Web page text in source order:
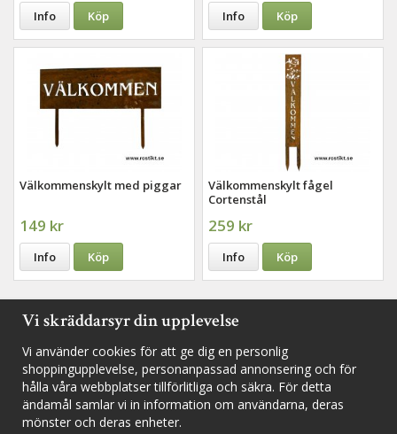
Info Köp Info Köp
Välkommenskylt med piggar
149 kr
Info Köp
Välkommenskylt fågel
Cortenstål
259 kr
Info Köp
Följ oss i sociala medier för nyheter, utlottningar och inspiration
Fyll i din e-postadress för att inte missa några nyheter och
Vi skräddarsyr din upplevelse
Vi använder cookies för att ge dig en personlig
shoppingupplevelse, personanpassad annonsering och för
hålla våra webbplatser tillförlitliga och säkra. För detta
ändamål samlar vi in information om användarna, deras
mönster och deras enheter.